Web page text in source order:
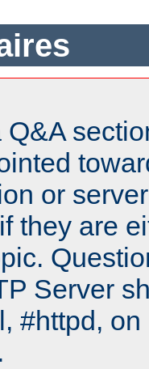
or
they are
Server
#httpd,
.